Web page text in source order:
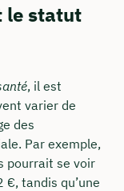
le statut
, il est
varier de
des
Par exemple,
pourrait se voir
tandis qu’une